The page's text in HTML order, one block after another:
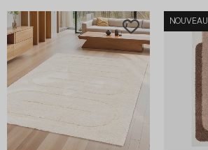
NOUVEAU